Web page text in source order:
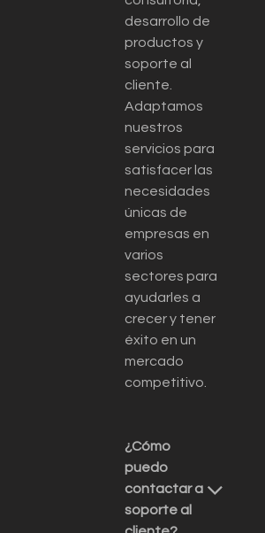
desarrollo de
productos y
soporte al
cliente.
Adaptamos
nuestros
servicios para
satisfacer las
necesidades
únicas de
empresas en
varios
sectores para
ayudarles a
crecer y tener
éxito en un
mercado
competitivo.
¿Cómo
puedo
contactar a
soporte al